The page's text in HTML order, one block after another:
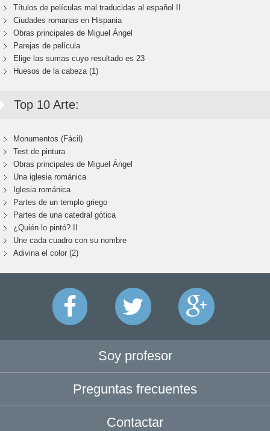
Títulos de películas mal traducidas al español II
Ciudades romanas en Hispania
Obras principales de Miguel Ángel
Parejas de película
Elige las sumas cuyo resultado es 23
Huesos de la cabeza (1)
Top 10 Arte:
Monumentos (Fácil)
Test de pintura
Obras principales de Miguel Ángel
Una iglesia románica
Iglesia románica
Partes de un templo griego
Partes de una catedral gótica
¿Quién lo pintó? II
Une cada cuadro con su nombre
Adivina el color (2)
Soy profesor
Preguntas frecuentes
Contactar